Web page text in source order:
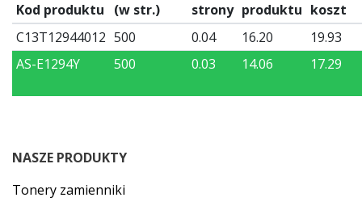
Kod produktu
(w str.)
strony produktu koszt
C13T12944012 500 0.04 16.20
19.93
AS-E1294Y
500 0.03 14.06 17.29
NASZE PRODUKTY
Tonery zamienniki